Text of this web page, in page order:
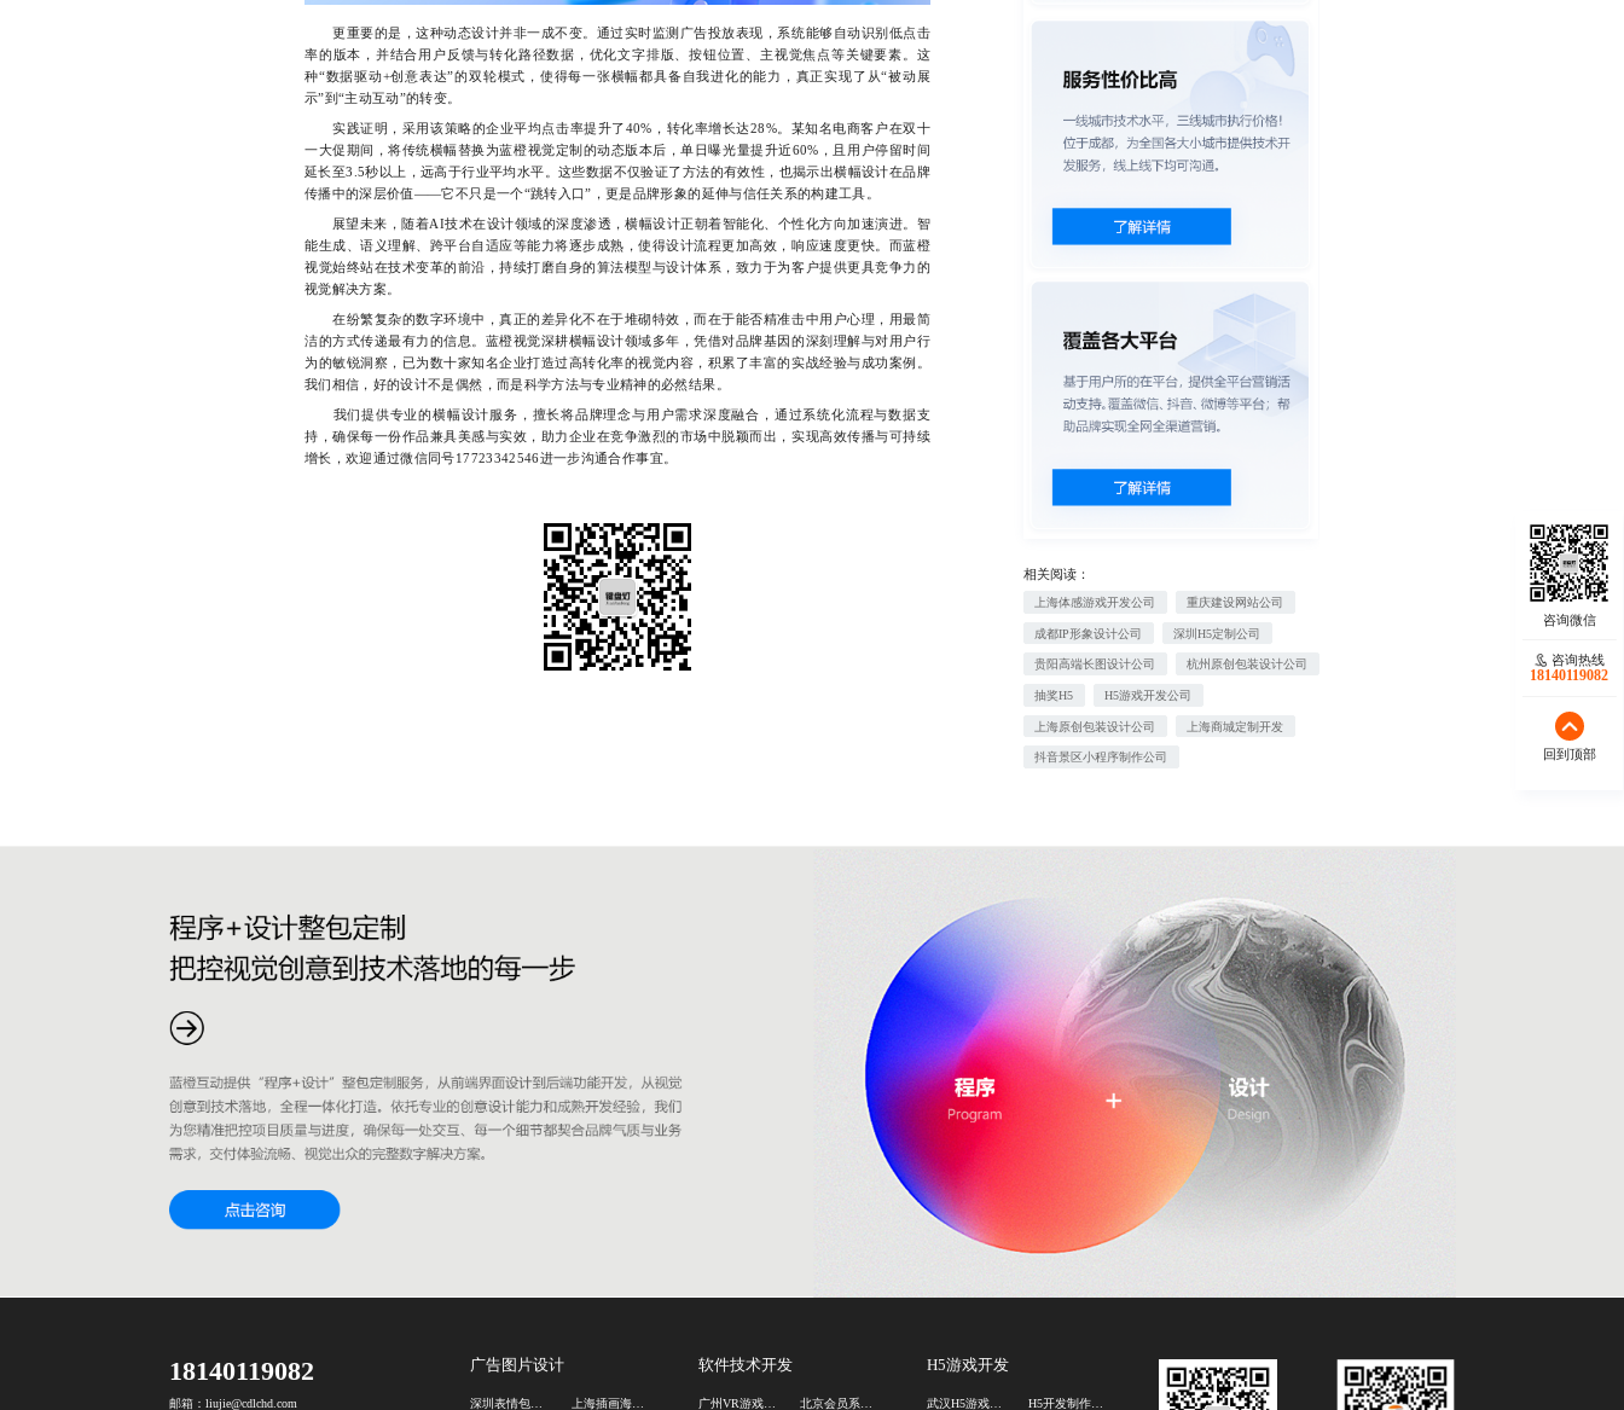
更重要的是，这种动态设计并非一成不变。通过实时监测广告投放表现，系统能够自动识别低点击
率的版本，并结合用户反馈与转化路径数据，优化文字排版、按钮位置、主视觉焦点等关键要素。这
种“数据驱动+创意表达”的双轮模式，使得每一张横幅都具备自我进化的能力，真正实现了从“被动展
示”到“主动互动”的转变。
实践证明，采用该策略的企业平均点击率提升了40%，转化率增长达28%。某知名电商客户在双十
一大促期间，将传统横幅替换为蓝橙视觉定制的动态版本后，单日曝光量提升近60%，且用户停留时间
延长至3.5秒以上，远高于行业平均水平。这些数据不仅验证了方法的有效性，也揭示出横幅设计在品牌
传播中的深层价值——它不只是一个“跳转入口”，更是品牌形象的延伸与信任关系的构建工具。
展望未来，随着AI技术在设计领域的深度渗透，横幅设计正朝着智能化、个性化方向加速演进。智
能生成、语义理解、跨平台自适应等能力将逐步成熟，使得设计流程更加高效，响应速度更快。而蓝橙
视觉始终站在技术变革的前沿，持续打磨自身的算法模型与设计体系，致力于为客户提供更具竞争力的
视觉解决方案。
在纷繁复杂的数字环境中，真正的差异化不在于堆砌特效，而在于能否精准击中用户心理，用最简
洁的方式传递最有力的信息。蓝橙视觉深耕横幅设计领域多年，凭借对品牌基因的深刻理解与对用户行
为的敏锐洞察，已为数十家知名企业打造过高转化率的视觉内容，积累了丰富的实战经验与成功案例。
我们相信，好的设计不是偶然，而是科学方法与专业精神的必然结果。
我们提供专业的横幅设计服务，擅长将品牌理念与用户需求深度融合，通过系统化流程与数据支
持，确保每一份作品兼具美感与实效，助力企业在竞争激烈的市场中脱颖而出，实现高效传播与可持续
增长，欢迎通过微信同号17723342546进一步沟通合作事宜。
相关阅读：
上海体感游戏开发公司 重庆建设网站公司
成都IP形象设计公司 深圳H5定制公司
贵阳高端长图设计公司 杭州原创包装设计公司
抽奖H5 H5游戏开发公司
上海原创包装设计公司 上海商城定制开发
抖音景区小程序制作公司
咨询热线
18140119082
回到顶部
18140119082
邮箱：liujie@cdlchd.com
广告图片设计 软件技术开发
广州VR游戏开发公司
H5游戏开发
武汉H5游戏定制